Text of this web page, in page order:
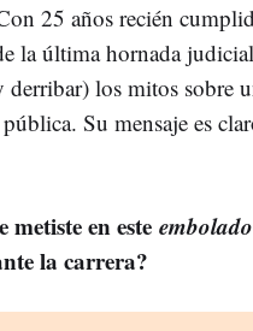
25 años recién
la última hornada
derribar) los mitos sobre
Su mensaje es
en este embolado
la carrera?